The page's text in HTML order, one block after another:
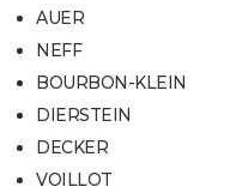
AUER
NEFF
BOURBON-KLEIN
DIERSTEIN
DECKER
VOILLOT